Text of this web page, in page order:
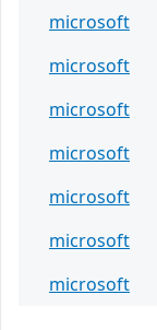
microsoft
microsoft
microsoft
microsoft
microsoft
microsoft
microsoft